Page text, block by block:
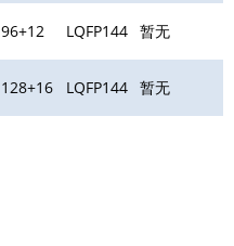
96+12 LQFP144 暂无
128+16 LQFP144 暂无